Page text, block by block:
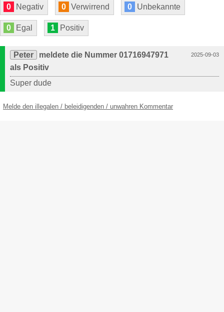
0 Negativ 0 Verwirrend 0 Unbekannte
0 Egal 1 Positiv
2025-09-03
Peter
meldete die Nummer 01716947971
als Positiv
Super dude
Melde den illegalen / beleidigenden / unwahren Kommentar